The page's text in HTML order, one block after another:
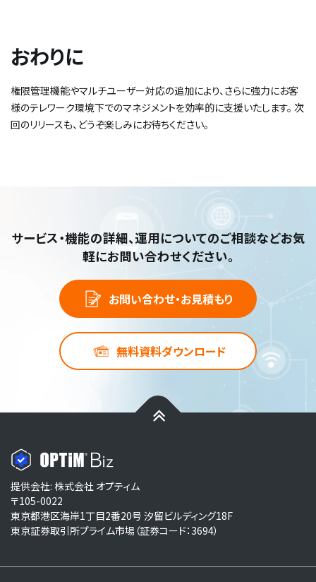
おわりに
権限管理機能やマルチユーザー対応の追加により、さらに強力にお客
様のテレワーク環境下でのマネジメントを効率的に支援いたします。 次
回のリリースも、どうぞ楽しみにお待ちください。
サービス・機能の詳細、運用についてのご相談などお気
軽にお問い合わせください。
お問い合わせ・お見積もり
無料資料ダウンロード
提供会社: 株式会社 オプティム
〒105-0022
東京都港区海岸1丁目2番20号 汐留ビルディング18F
東京証券取引所プライム市場（証券コード：3694）